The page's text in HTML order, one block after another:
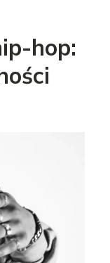
hop: